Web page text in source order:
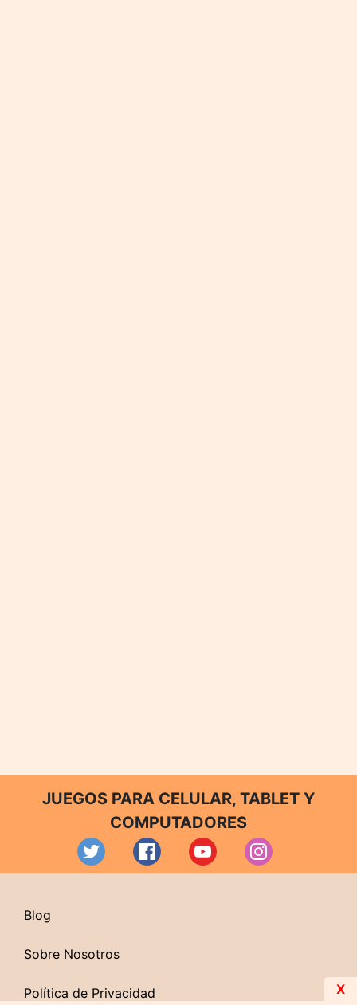
JUEGOS PARA CELULAR, TABLET Y
COMPUTADORES
Blog
Sobre Nosotros
Política de Privacidad X